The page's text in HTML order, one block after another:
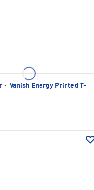
· Vanish Energy Printed T-